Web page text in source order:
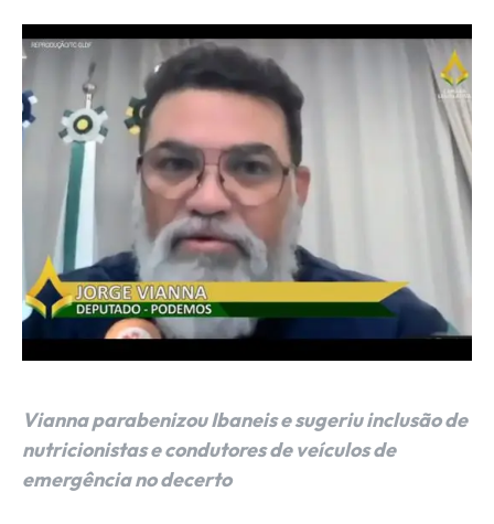
Vianna parabenizou Ibaneis e sugeriu inclusão de
nutricionistas e condutores de veículos de
emergência no decerto